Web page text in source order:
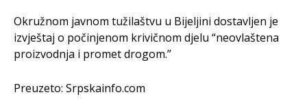
Okružnom javnom tužilaštvu u Bijeljini dostavljen je
izvještaj o počinjenom krivičnom djelu “neovlaštena
proizvodnja i promet drogom.”
Preuzeto: Srpskainfo.com